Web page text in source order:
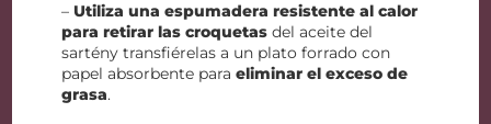
– Utiliza una espumadera resistente al calor
para retirar las croquetas del aceite del
sartény transfiérelas a un plato forrado con
papel absorbente paraeliminar el exceso de
grasa.